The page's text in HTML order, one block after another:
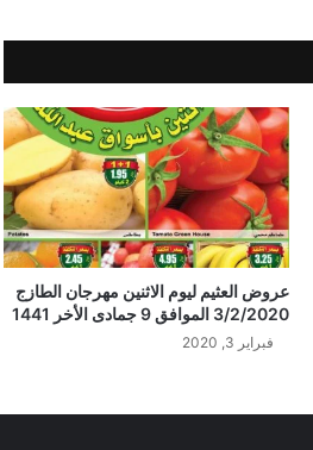
عروض العثيم ليوم الاثنين مهرجان الطازج
3/2/2020 الموافق 9 جمادى الأخر 1441
فبراير 3, 2020